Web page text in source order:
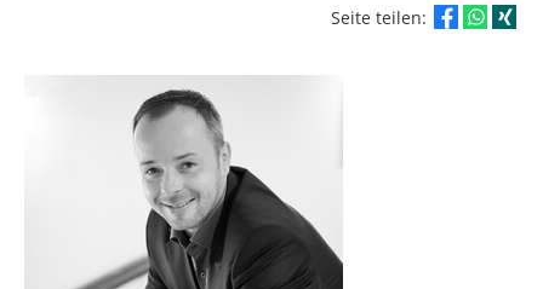
Seite teilen: